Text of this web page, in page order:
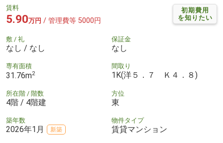
初期費用
を知りたい
賃料
5.90万円 / 管理費等 5000円
敷 / 礼
なし / なし
保証金
なし
専有面積
31.76m2
間取り
1K(洋５．７ Ｋ４．８)
所在階 / 階数
4階 / 4階建
方位
東
築年数
2026年1月 新築
物件タイプ
賃貸マンション